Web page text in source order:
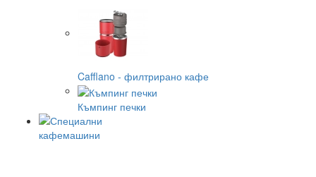
Cafflano - филтрирано кафе
Къмпинг печки